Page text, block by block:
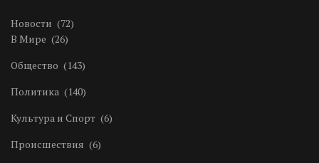
Новости (72)
В Мире (26)
Общество (143)
Политика (140)
Культура и Спорт (6)
Происшествия (6)